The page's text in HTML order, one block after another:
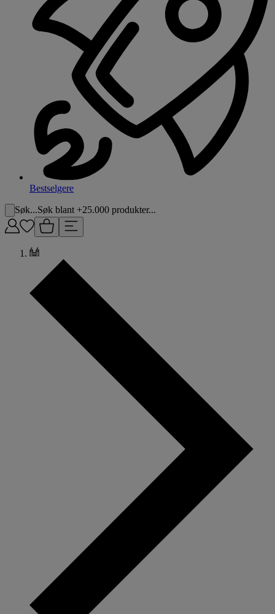
Bestselgere
Søk...Søk blant +25.000 produkter...